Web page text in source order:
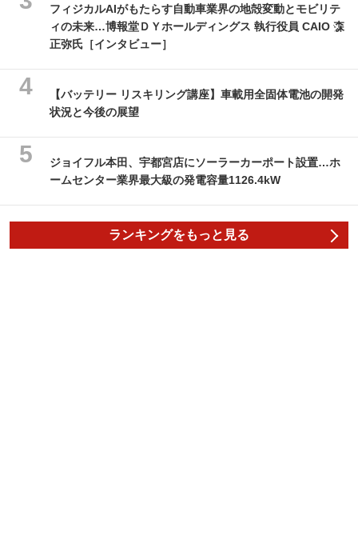
フィジカルAIがもたらす自動車業界の地殻変動とモビリテ
ィの未来…博報堂ＤＹホールディングス 執行役員 CAIO 森
正弥氏［インタビュー］
【バッテリー リスキリング講座】車載用全固体電池の開発
状況と今後の展望
ジョイフル本田、宇都宮店にソーラーカーポート設置…ホ
ームセンター業界最大級の発電容量1126.4kW
ランキングをもっと見る